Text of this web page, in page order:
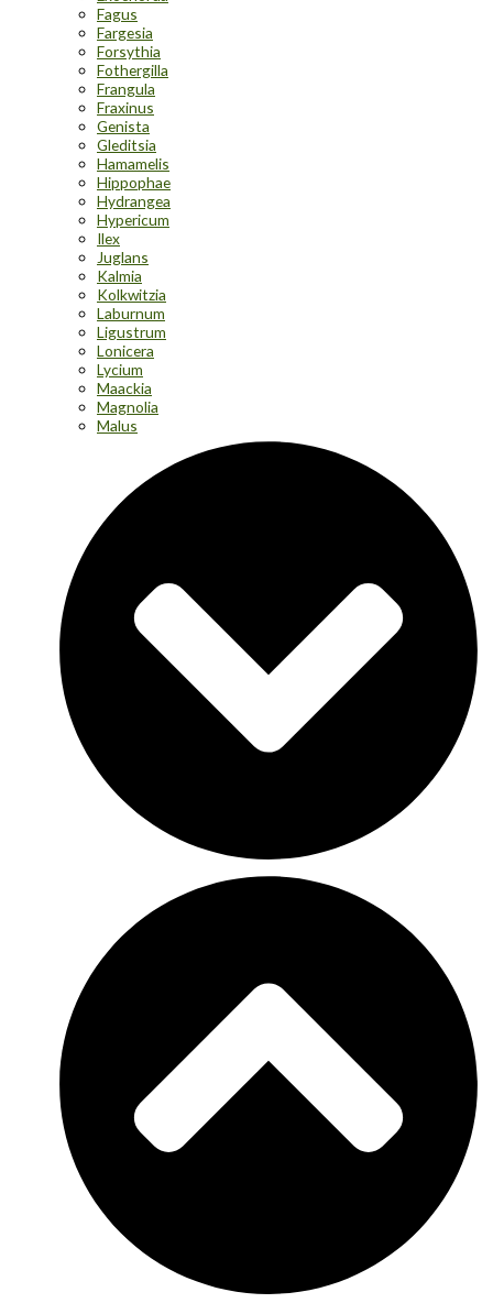
Fagus
Fargesia
Forsythia
Fothergilla
Frangula
Fraxinus
Genista
Gleditsia
Hamamelis
Hippophae
Hydrangea
Hypericum
Ilex
Juglans
Kalmia
Kolkwitzia
Laburnum
Ligustrum
Lonicera
Lycium
Maackia
Magnolia
Malus